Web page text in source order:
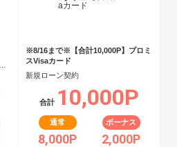
※8/16まで※【合計10,000P】プロミ
スVisaカード
新規ローン契約
合計 10,000P
通常
8,000P
ボーナス
2,000P